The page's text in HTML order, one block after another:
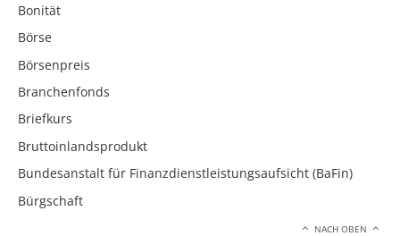
Bonität
Börse
Börsenpreis
Branchenfonds
Briefkurs
Bruttoinlandsprodukt
Bundesanstalt für Finanzdienstleistungsaufsicht (BaFin)
Bürgschaft
NACH OBEN